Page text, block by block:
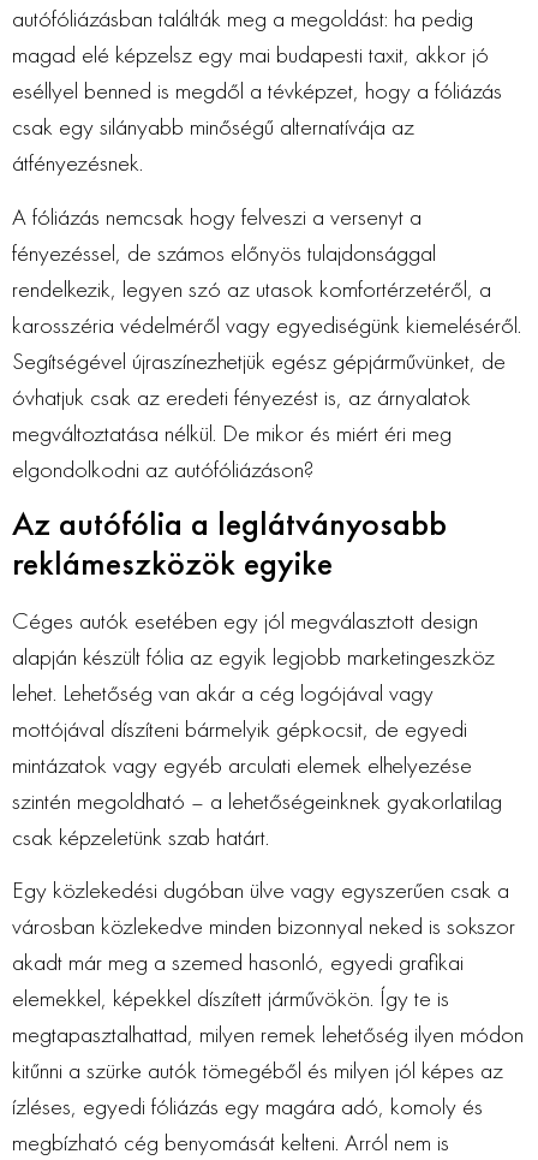
autófóliázásban találták meg a megoldást: ha pedig
magad elé képzelsz egy mai budapesti taxit, akkor jó
eséllyel benned is megdől a tévképzet, hogy a fóliázás
csak egy silányabb minőségű alternatívája az
átfényezésnek.
A fóliázás nemcsak hogy felveszi a versenyt a
fényezéssel, de számos előnyös tulajdonsággal
rendelkezik, legyen szó az utasok komfortérzetéről, a
karosszéria védelméről vagy egyediségünk kiemeléséről.
Segítségével újraszínezhetjük egész gépjárművünket, de
óvhatjuk csak az eredeti fényezést is, az árnyalatok
megváltoztatása nélkül. De mikor és miért éri meg
elgondolkodni az autófóliázáson?
Az autófólia a leglátványosabb
reklámeszközök egyike
Céges autók esetében egy jól megválasztott design
alapján készült fólia az egyik legjobb marketingeszköz
lehet. Lehetőség van akár a cég logójával vagy
mottójával díszíteni bármelyik gépkocsit, de egyedi
mintázatok vagy egyéb arculati elemek elhelyezése
szintén megoldható – a lehetőségeinknek gyakorlatilag
csak képzeletünk szab határt.
Egy közlekedési dugóban ülve vagy egyszerűen csak a
városban közlekedve minden bizonnyal neked is sokszor
akadt már meg a szemed hasonló, egyedi grafikai
elemekkel, képekkel díszített járművökön. Így te is
megtapasztalhattad, milyen remek lehetőség ilyen módon
kitűnni a szürke autók tömegéből és milyen jól képes az
ízléses, egyedi fóliázás egy magára adó, komoly és
megbízható cég benyomását kelteni. Arról nem is